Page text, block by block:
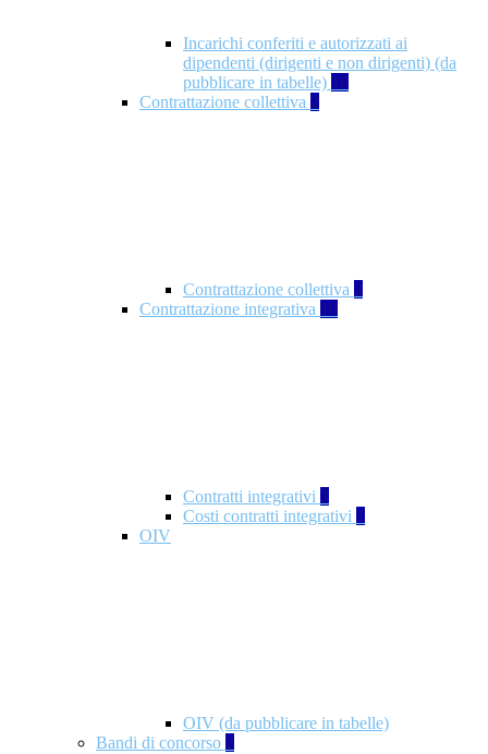
Incarichi conferiti e autorizzati ai
dipendenti (dirigenti e non dirigenti) (da
pubblicare in tabelle) 18
Contrattazione collettiva 2
Contrattazione collettiva 2
Contrattazione integrativa 10
Contratti integrativi 3
Costi contratti integrativi 1
OIV
OIV (da pubblicare in tabelle)
Bandi di concorso 2